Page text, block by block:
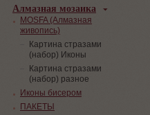
Алмазная мозаика
MOSFA (Алмазная
живопись)
Картина стразами
(набор) Иконы
Картина стразами
(набор) разное
Иконы бисером
ПАКЕТЫ